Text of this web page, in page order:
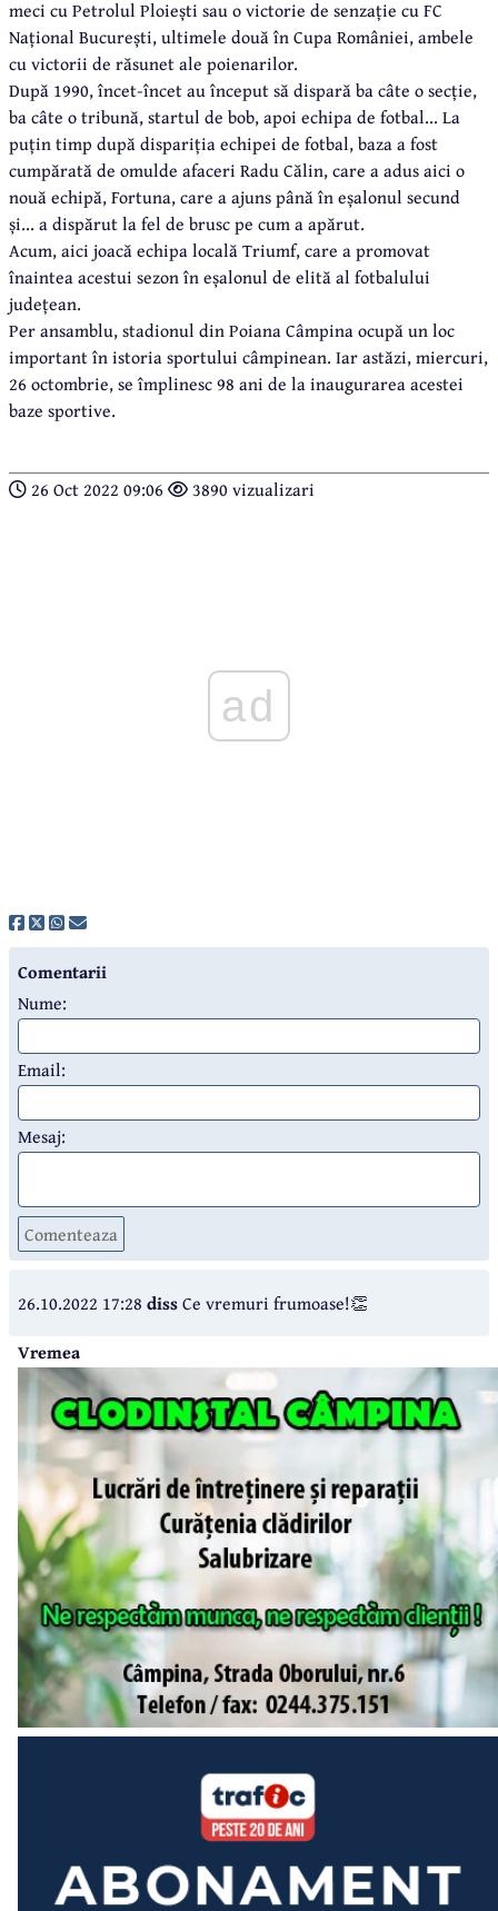
meci cu Petrolul Ploiești sau o victorie de senzație cu FC
Național București, ultimele două în Cupa României, ambele
cu victorii de răsunet ale poienarilor.
După 1990, încet-încet au început să dispară ba câte o secție,
ba câte o tribună, startul de bob, apoi echipa de fotbal... La
puțin timp după dispariția echipei de fotbal, baza a fost
cumpărată de omulde afaceri Radu Călin, care a adus aici o
nouă echipă, Fortuna, care a ajuns până în eșalonul secund
și... a dispărut la fel de brusc pe cum a apărut.
Acum, aici joacă echipa locală Triumf, care a promovat
înaintea acestui sezon în eșalonul de elită al fotbalului
județean.
Per ansamblu, stadionul din Poiana Câmpina ocupă un loc
important în istoria sportului câmpinean. Iar astăzi, miercuri,
26 octombrie, se împlinesc 98 ani de la inaugurarea acestei
baze sportive.
26 Oct 2022 09:06 3890 vizualizari
ad
Comentarii
Nume:
Email:
Mesaj:
Comenteaza
26.10.2022 17:28 dissCe vremuri frumoase!👏
Vremea